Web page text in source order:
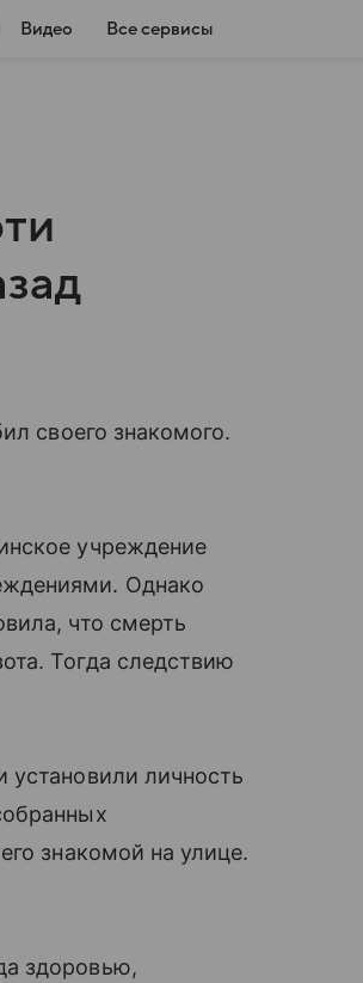
Видео Все сервисы
своего знакомого.
учреждение
Однако
что смерть
Тогда следствию
установили личность
знакомой на улице.
здоровью,